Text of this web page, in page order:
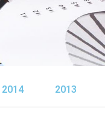
2014 2013